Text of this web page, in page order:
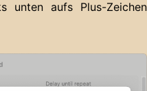
unten aufs Plus-Zeichen